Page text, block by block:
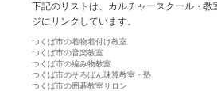
下記のリストは、カルチャースクール・
ジにリンクしています。
つくば市の着物着付け教室
つくば市の音楽教室
つくば市の編み物教室
つくば市のそろばん珠算教室・塾
つくば市の囲碁教室サロン